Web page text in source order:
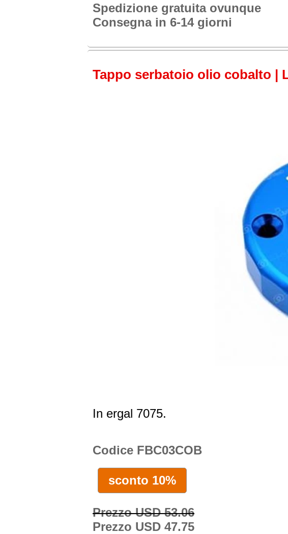
Spedizione gratuita ovunque
Consegna in 6-14 giorni
Tappo serbatoio olio cobalto |
In ergal 7075.
Codice FBC03COB
sconto 10%
Prezzo USD 53.06
Prezzo USD 47.75